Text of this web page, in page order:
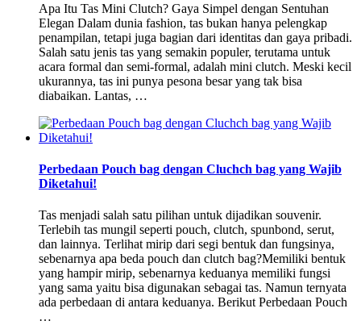
Apa Itu Tas Mini Clutch? Gaya Simpel dengan Sentuhan
Elegan Dalam dunia fashion, tas bukan hanya pelengkap
penampilan, tetapi juga bagian dari identitas dan gaya pribadi.
Salah satu jenis tas yang semakin populer, terutama untuk
acara formal dan semi-formal, adalah mini clutch. Meski kecil
ukurannya, tas ini punya pesona besar yang tak bisa
diabaikan. Lantas, …
Perbedaan Pouch bag dengan Cluchch bag yang Wajib
Diketahui!
Tas menjadi salah satu pilihan untuk dijadikan souvenir.
Terlebih tas mungil seperti pouch, clutch, spunbond, serut,
dan lainnya. Terlihat mirip dari segi bentuk dan fungsinya,
sebenarnya apa beda pouch dan clutch bag?Memiliki bentuk
yang hampir mirip, sebenarnya keduanya memiliki fungsi
yang sama yaitu bisa digunakan sebagai tas. Namun ternyata
ada perbedaan di antara keduanya. Berikut Perbedaan Pouch
…